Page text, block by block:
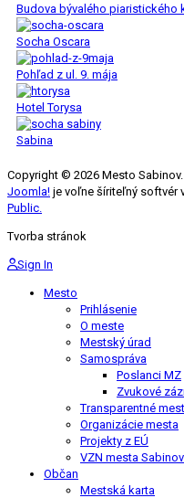
Budova bývalého piaristického
Socha Oscara
Pohľad z ul. 9. mája
Hotel Torysa
Sabina
Copyright © 2026 Mesto Sabinov.
Joomla! je voľne šíriteľný softvér
Public.
Tvorba stránok
Sign In
Mesto
Prihlásenie
O meste
Mestský úrad
Samospráva
Poslanci MZ
Zvukové
Transparentné
Organizácie mesta
Projekty z EÚ
VZN mesta Sabinov
Občan
Mestská karta